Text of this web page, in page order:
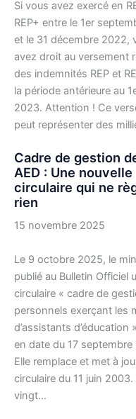
Si vous avez exercé en
REP+ entre le 1er
et le 31 décembre 2022,
avez droit au versement
des indemnités REP et
la période antérieure au
2023. Attention ! Ce
peut représenter des
Cadre de gestion
AED : Une nouvelle
circulaire qui ne
rien
15 novembre 2025
Le 9 octobre 2025, le
publié au Bulletin Officiel
circulaire « cadre de
personnels exerçant les
d’assistants d’éducation
en date du 17 septembre
Elle remplace et met à
circulaire du 11 juin 2003.
vingt…